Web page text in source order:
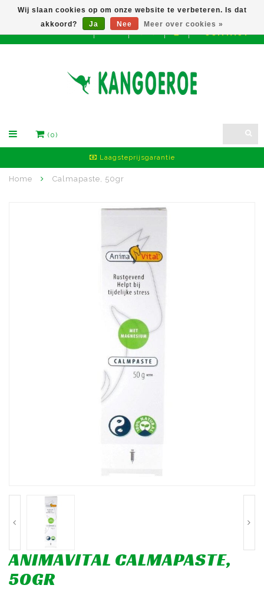
EUR CONTACT
(0)
Laagsteprijsgarantie
Home Calmapaste, 50gr
ANIMAVITAL CALMAPASTE,
50GR
Wij slaan cookies op om onze website te verbeteren. Is dat
akkoord?
Ja Nee Meer over cookies »